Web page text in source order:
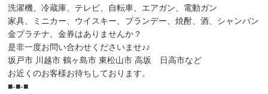
洗濯機、冷蔵庫、テレビ、自転車、エアガン、電動ガン
家具、ミニカー、ウイスキー、ブランデー、焼酎、酒、シャンパン
金プラチナ、金券はありませんか？
是非一度お問い合わせくださいませ♪♪
坂戸市 川越市 鶴ヶ島市 東松山市 高坂 日高市など
お近くのお客様お待ちしております。
■-■-■